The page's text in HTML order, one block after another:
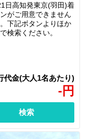
- 円
日高知発東京(羽田)着
がご用意できません
下記ボタンよりほか
検索ください。
検索